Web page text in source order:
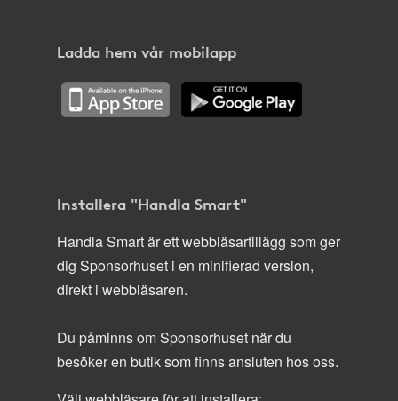
Ladda hem vår mobilapp
Installera "Handla Smart"
Handla Smart är ett webbläsartillägg som ger
dig Sponsorhuset i en minifierad version,
direkt i webbläsaren.
Du påminns om Sponsorhuset när du
besöker en butik som finns ansluten hos oss.